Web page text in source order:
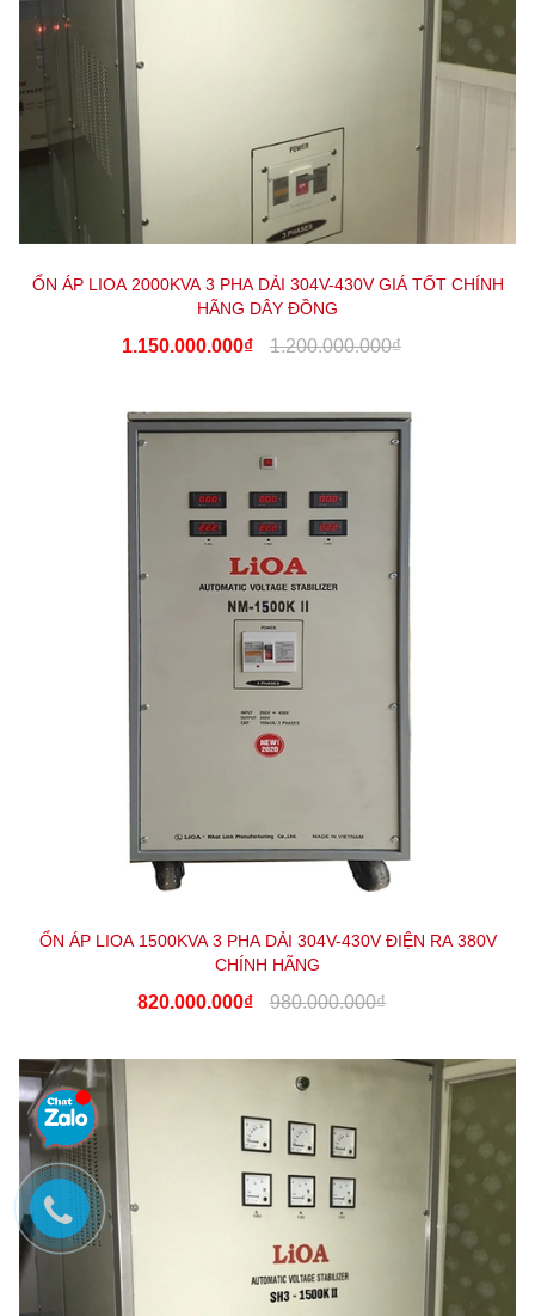
ỔN ÁP LIOA 2000KVA 3 PHA DẢI 304V-430V GIÁ TỐT CHÍNH
HÃNG DÂY ĐỒNG
1.150.000.000₫ 1.200.000.000₫
ỔN ÁP LIOA 1500KVA 3 PHA DẢI 304V-430V ĐIỆN RA 380V
CHÍNH HÃNG
820.000.000₫ 980.000.000₫